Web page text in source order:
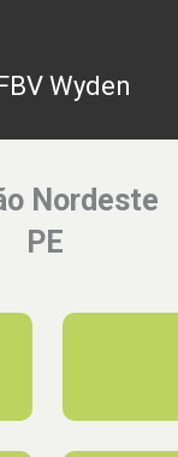
Wyden
Nordeste
PE